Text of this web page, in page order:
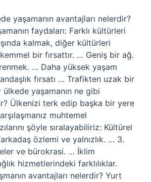
yaşamanın avantajları nelerdir?
faydaları: Farklı kültürleri
kalmak, diğer kültürleri
bir fırsattır. … Geniş bir ağ.
… Daha yüksek yaşam
fırsatı … Trafikten uzak bir
yaşamanın ne gibi
Ülkenizi terk edip başka bir yere
muhtemel
şöyle sıralayabiliriz: Kültürel
özlemi ve yalnızlık. … 3.
ve bürokrasi. … İklim
hizmetlerindeki farklılıklar.
avantajları nelerdir? Yurt